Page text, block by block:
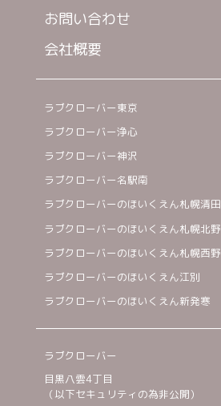
お問い合わせ
会社概要
ラブクローバー東京
ラブクローバー浄心
ラブクローバー神沢
ラブクローバー名駅南
ラブクローバーのほいくえん札幌清田
ラブクローバーのほいくえん札幌北野
ラブクローバーのほいくえん札幌西野
ラブクローバーのほいくえん江別
ラブクローバーのほいくえん新発寒
ラブクローバー
目黒八雲4丁目
（以下セキュリティの為非公開）